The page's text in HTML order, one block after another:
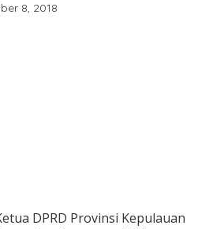
8, 2018
DPRD Provinsi Kepulauan